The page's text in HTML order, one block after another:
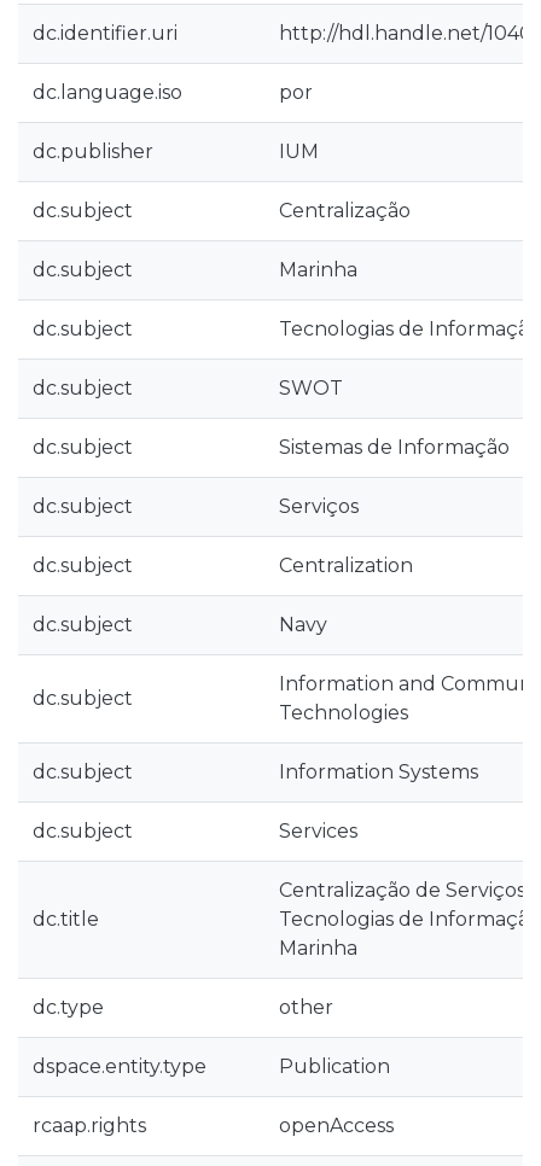
dc.identifier.uri http://hdl.handle.net/
dc.language.iso por
dc.publisher IUM
dc.subject Centralização
dc.subject Marinha
dc.subject Tecnologias de
dc.subject SWOT
dc.subject Sistemas de Informação
dc.subject Serviços
dc.subject Centralization
dc.subject Navy
dc.subject
Information and
Technologies
dc.subject Information Systems
dc.subject Services
dc.title
Centralização de Serviços
Tecnologias de
Marinha
dc.type other
dspace.entity.type Publication
rcaap.rights openAccess